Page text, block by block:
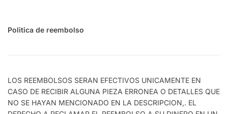
Politica de reembolso
LOS REEMBOLSOS SERAN EFECTIVOS UNICAMENTE EN
CASO DE RECIBIR ALGUNA PIEZA ERRONEA O DETALLES QUE
NO SE HAYAN MENCIONADO EN LA DESCRIPCION,. EL